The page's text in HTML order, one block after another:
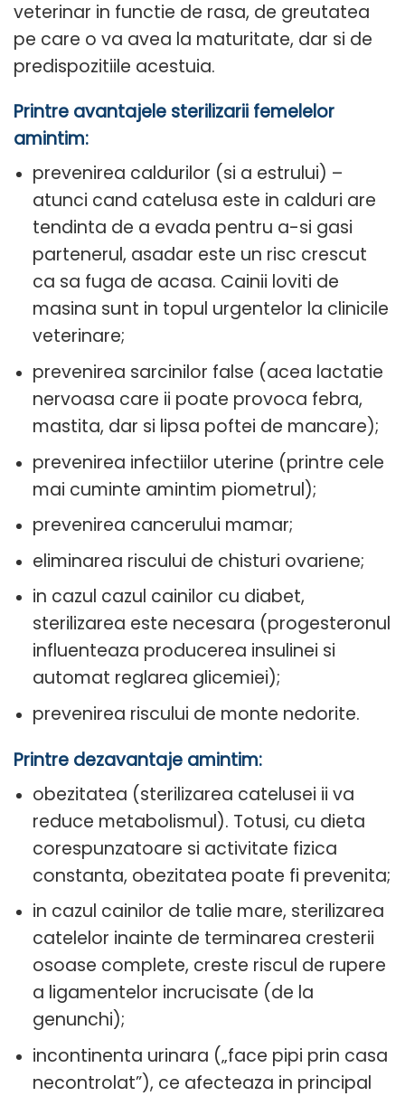
veterinar in functie de rasa, de greutatea
pe care o va avea la maturitate, dar si de
predispozitiile acestuia.
Printre avantajele sterilizarii femelelor
amintim:
prevenirea caldurilor (si a estrului) –
atunci cand catelusa este in calduri are
tendinta de a evada pentru a-si gasi
partenerul, asadar este un risc crescut
ca sa fuga de acasa. Cainii loviti de
masina sunt in topul urgentelor la clinicile
veterinare;
prevenirea sarcinilor false (acea lactatie
nervoasa care ii poate provoca febra,
mastita, dar si lipsa poftei de mancare);
prevenirea infectiilor uterine (printre cele
mai cuminte amintim piometrul);
prevenirea cancerului mamar;
eliminarea riscului de chisturi ovariene;
in cazul cazul cainilor cu diabet,
sterilizarea este necesara (progesteronul
influenteaza producerea insulinei si
automat reglarea glicemiei);
prevenirea riscului de monte nedorite.
Printre dezavantaje amintim:
obezitatea (sterilizarea catelusei ii va
reduce metabolismul). Totusi, cu dieta
corespunzatoare si activitate fizica
constanta, obezitatea poate fi prevenita;
in cazul cainilor de talie mare, sterilizarea
catelelor inainte de terminarea cresterii
osoase complete, creste riscul de rupere
a ligamentelor incrucisate (de la
genunchi);
incontinenta urinara („face pipi prin casa
necontrolat”), ce afecteaza in principal